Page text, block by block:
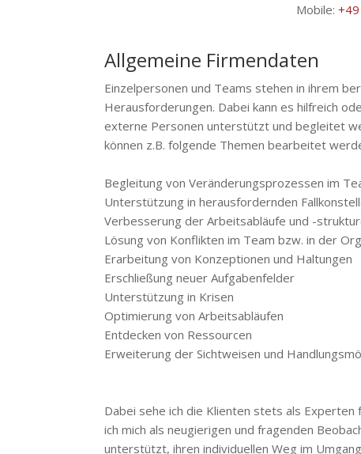
Mobile:
Allgemeine Firmendaten
Einzelpersonen und Teams stehen in ihrem
Herausforderungen. Dabei kann es hilfreich
externe Personen unterstützt und begleitet
können z.B. folgende Themen bearbeitet
Begleitung von Veränderungsprozessen im
Unterstützung in herausfordernden
Verbesserung der Arbeitsabläufe und -
Lösung von Konflikten im Team bzw. in der
Erarbeitung von Konzeptionen und Haltungen
Erschließung neuer Aufgabenfelder
Unterstützung in Krisen
Optimierung von Arbeitsabläufen
Entdecken von Ressourcen
Erweiterung der Sichtweisen und
Dabei sehe ich die Klienten stets als
ich mich als neugierigen und fragenden
unterstützt, ihren individuellen Weg im